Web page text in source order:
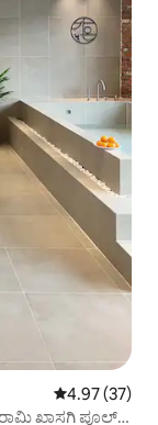
5 ರಲ್ಲಿ 4.97
4.97 (37)
ಖಾಸಗಿ ಪೂಲ್